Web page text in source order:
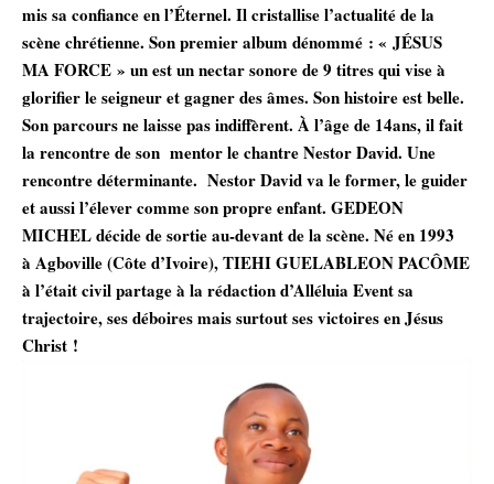
mis sa confiance en l’Éternel. Il cristallise l’actualité de la
scène chrétienne. Son premier album dénommé : « JÉSUS
MA FORCE » un est un nectar sonore de 9 titres qui vise à
glorifier le seigneur et gagner des âmes. Son histoire est belle.
Son parcours ne laisse pas indiffèrent. À l’âge de 14ans, il fait
la rencontre de son mentor le chantre Nestor David. Une
rencontre déterminante. Nestor David va le former, le guider
et aussi l’élever comme son propre enfant. GEDEON
MICHEL décide de sortie au-devant de la scène. Né en 1993
à Agboville (Côte d’Ivoire), TIEHI GUELABLEON PACÔME
à l’était civil partage à la rédaction d’Alléluia Event sa
trajectoire, ses déboires mais surtout ses victoires en Jésus
Christ !